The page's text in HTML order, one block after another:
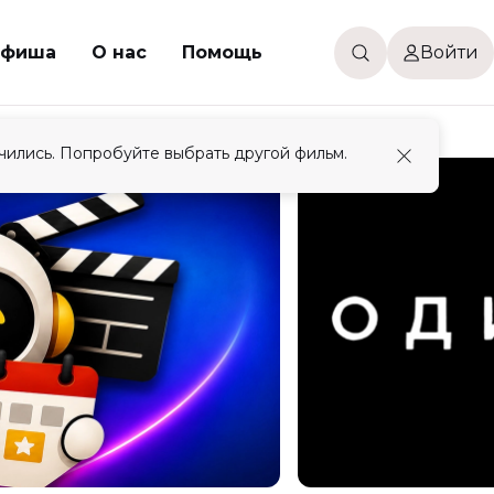
О нас Помощь Войти
Попробуйте выбрать другой фильм.